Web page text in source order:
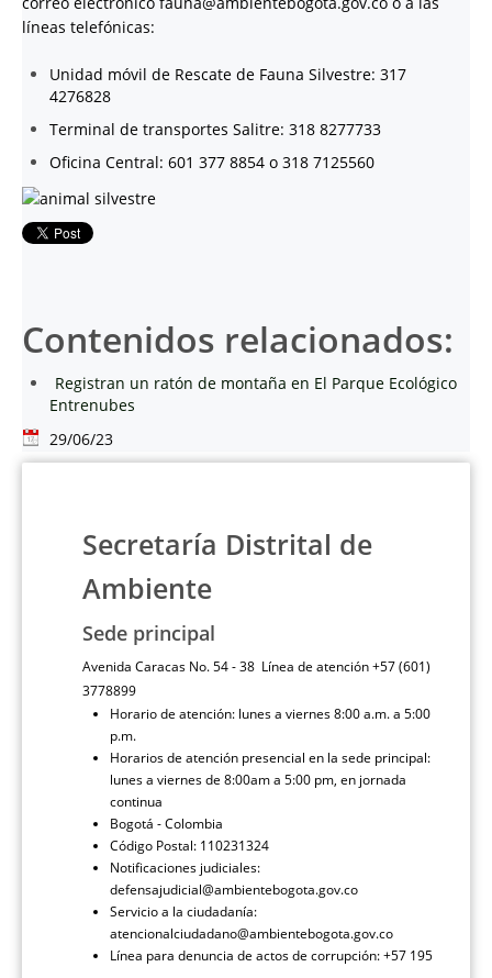
líneas telefónicas:
Unidad móvil de Rescate de Fauna Silvestre: 317
4276828
Terminal de transportes Salitre: 318 8277733
Oficina Central: 601 377 8854 o 318 7125560
Contenidos relacionados:
Registran un ratón de montaña en El Parque Ecológico
Entrenubes
29/06/23
Secretaría Distrital de
Ambiente
Sede principal
Avenida Caracas No. 54 - 38 Línea de atención +57 (601)
3778899
Horario de atención: lunes a viernes 8:00 a.m. a 5:00
p.m.
Horarios de atención presencial en la sede principal:
lunes a viernes de 8:00am a 5:00 pm, en jornada
continua
Bogotá - Colombia
Código Postal: 110231324
Notificaciones judiciales:
defensajudicial@ambientebogota.gov.co
Servicio a la ciudadanía:
atencionalciudadano@ambientebogota.gov.co
Línea para denuncia de actos de corrupción: +57 195